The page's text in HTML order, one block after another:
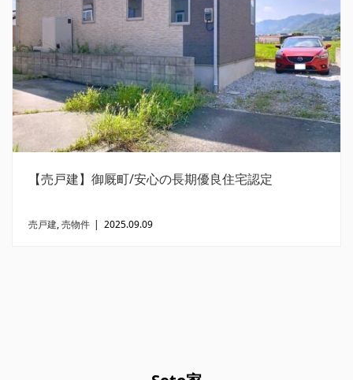
【売戸建】御厩町/安心の長期優良住宅認定
売戸建,売物件 | 2025.09.09